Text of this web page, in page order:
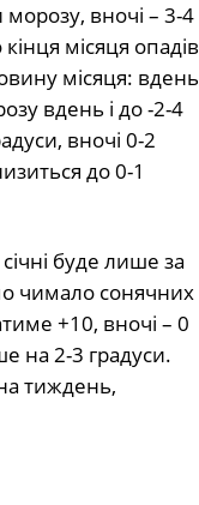
вночі – 3-4
місяця опадів
місяця: вдень
вдень і до -2-4
вночі 0-2
до 0-1
буде лише за
чимало сонячних
+10, вночі – 0
на 2-3 градуси.
тиждень,